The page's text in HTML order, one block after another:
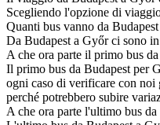
Scegliendo l'opzione di
Quanti bus vanno da
Da Budapest a Győr ci sono
A che ora parte il primo bus
Il primo bus da Budapest per
ogni caso di verificare con noi
perché potrebbero subire
A che ora parte l'ultimo bus